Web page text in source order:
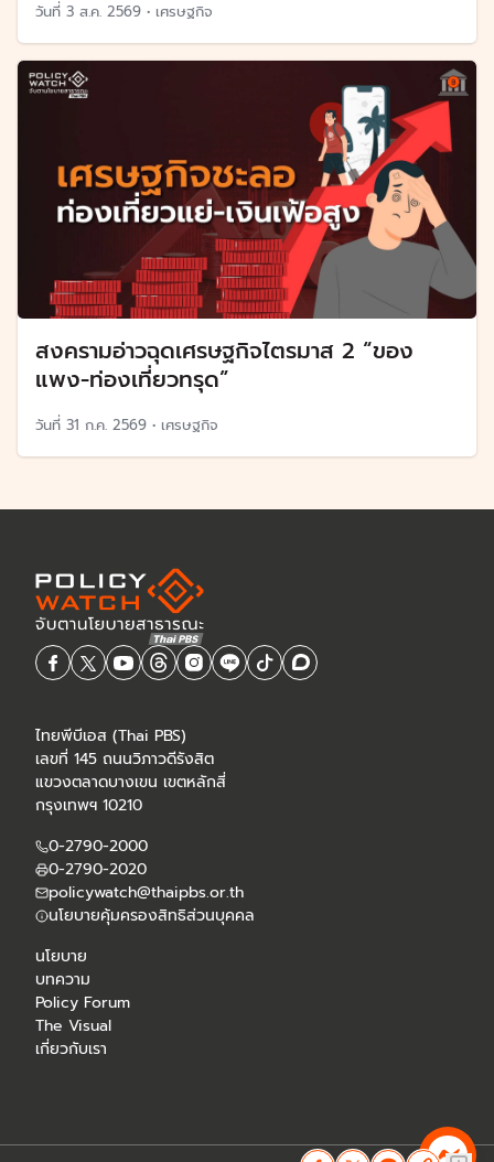
วันที่ 3 ส.ค. 2569 • เศรษฐกิจ
สงครามอ่าวฉุดเศรษฐกิจไตรมาส 2 “ของ
แพง-ท่องเที่ยวทรุด”
วันที่ 31 ก.ค. 2569 • เศรษฐกิจ
ไทยพีบีเอส (Thai PBS)
เลขที่ 145 ถนนวิภาวดีรังสิต
แขวงตลาดบางเขน เขตหลักสี่
กรุงเทพฯ 10210
0-2790-2000
0-2790-2020
policywatch@thaipbs.or.th
นโยบายคุ้มครองสิทธิส่วนบุคคล
นโยบาย
บทความ
Policy Forum
The Visual
เกี่ยวกับเรา